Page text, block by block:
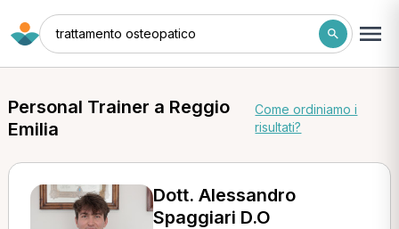
trattamento osteopatico
Personal Trainer a Reggio
Emilia
Come ordiniamo i
risultati?
Dott. Alessandro
Spaggiari D.O